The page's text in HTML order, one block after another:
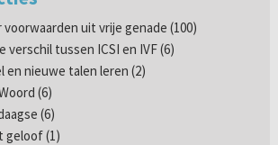
uit vrije genade (100)
verschil tussen ICSI en IVF (6)
en nieuwe talen leren (2)
(6)
(6)
geloof (1)